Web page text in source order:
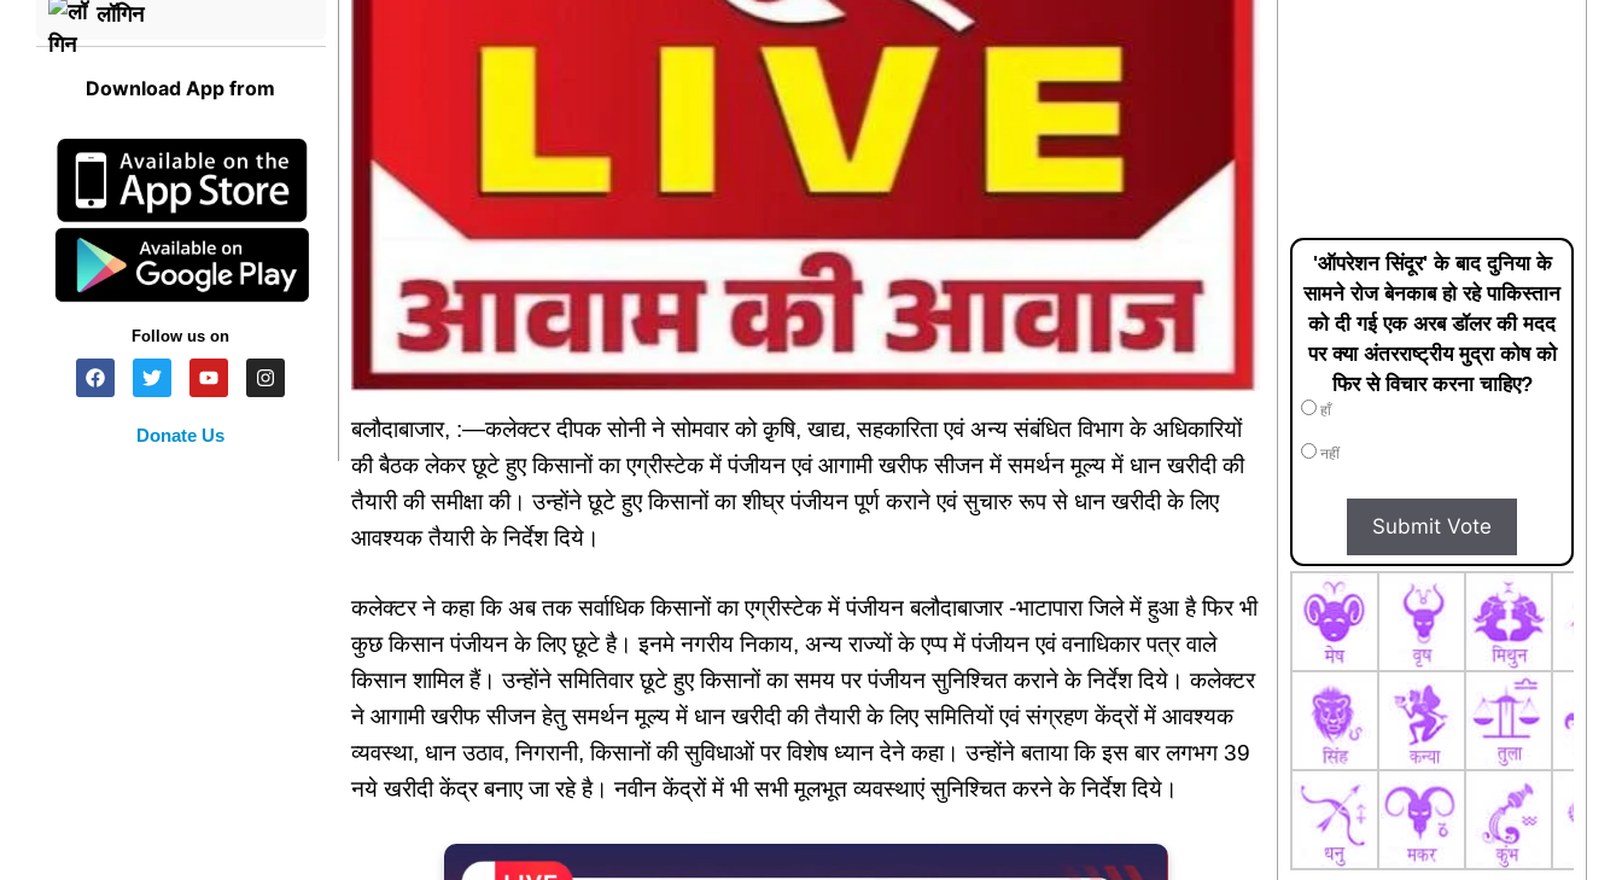
लॉगिन
Download App from
Follow us on
Donate Us
बलौदाबाजार, :—कलेक्टर दीपक सोनी ने सोमवार को क़ृषि, खाद्य, सहकारिता एवं अन्य संबंधित विभाग के अधिकारियों
की बैठक लेकर छूटे हुए किसानों का एग्रीस्टेक में पंजीयन एवं आगामी खरीफ सीजन में समर्थन मूल्य में धान खरीदी की
तैयारी की समीक्षा की। उन्होंने छूटे हुए किसानों का शीघ्र पंजीयन पूर्ण कराने एवं सुचारु रूप से धान खरीदी के लिए
आवश्यक तैयारी के निर्देश दिये।
कलेक्टर ने कहा कि अब तक सर्वाधिक किसानों का एग्रीस्टेक में पंजीयन बलौदाबाजार -भाटापारा जिले में हुआ है फिर भी
कुछ किसान पंजीयन के लिए छूटे है। इनमे नगरीय निकाय, अन्य राज्यों के एप्प में पंजीयन एवं वनाधिकार पत्र वाले
किसान शामिल हैं। उन्होंने समितिवार छूटे हुए किसानों का समय पर पंजीयन सुनिश्चित कराने के निर्देश दिये। कलेक्टर
ने आगामी खरीफ सीजन हेतु समर्थन मूल्य में धान खरीदी की तैयारी के लिए समितियों एवं संग्रहण केंद्रों में आवश्यक
व्यवस्था, धान उठाव, निगरानी, किसानों की सुविधाओं पर विशेष ध्यान देने कहा। उन्होंने बताया कि इस बार लगभग 39
नये खरीदी केंद्र बनाए जा रहे है। नवीन केंद्रों में भी सभी मूलभूत व्यवस्थाएं सुनिश्चित करने के निर्देश दिये।
'ऑपरेशन सिंदूर' के बाद दुनिया के
सामने रोज बेनकाब हो रहे पाकिस्तान
को दी गई एक अरब डॉलर की मदद
पर क्या अंतरराष्ट्रीय मुद्रा कोष को
फिर से विचार करना चाहिए?
हाँ
नहीं
Submit Vote